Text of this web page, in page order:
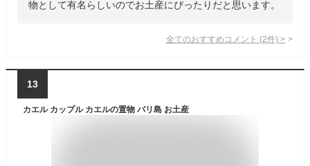
物として有名らしいのでお土産にぴったりだと思います。
全てのおすすめコメント (2件) >
13
カエル カップル カエルの置物 バリ島 お土産